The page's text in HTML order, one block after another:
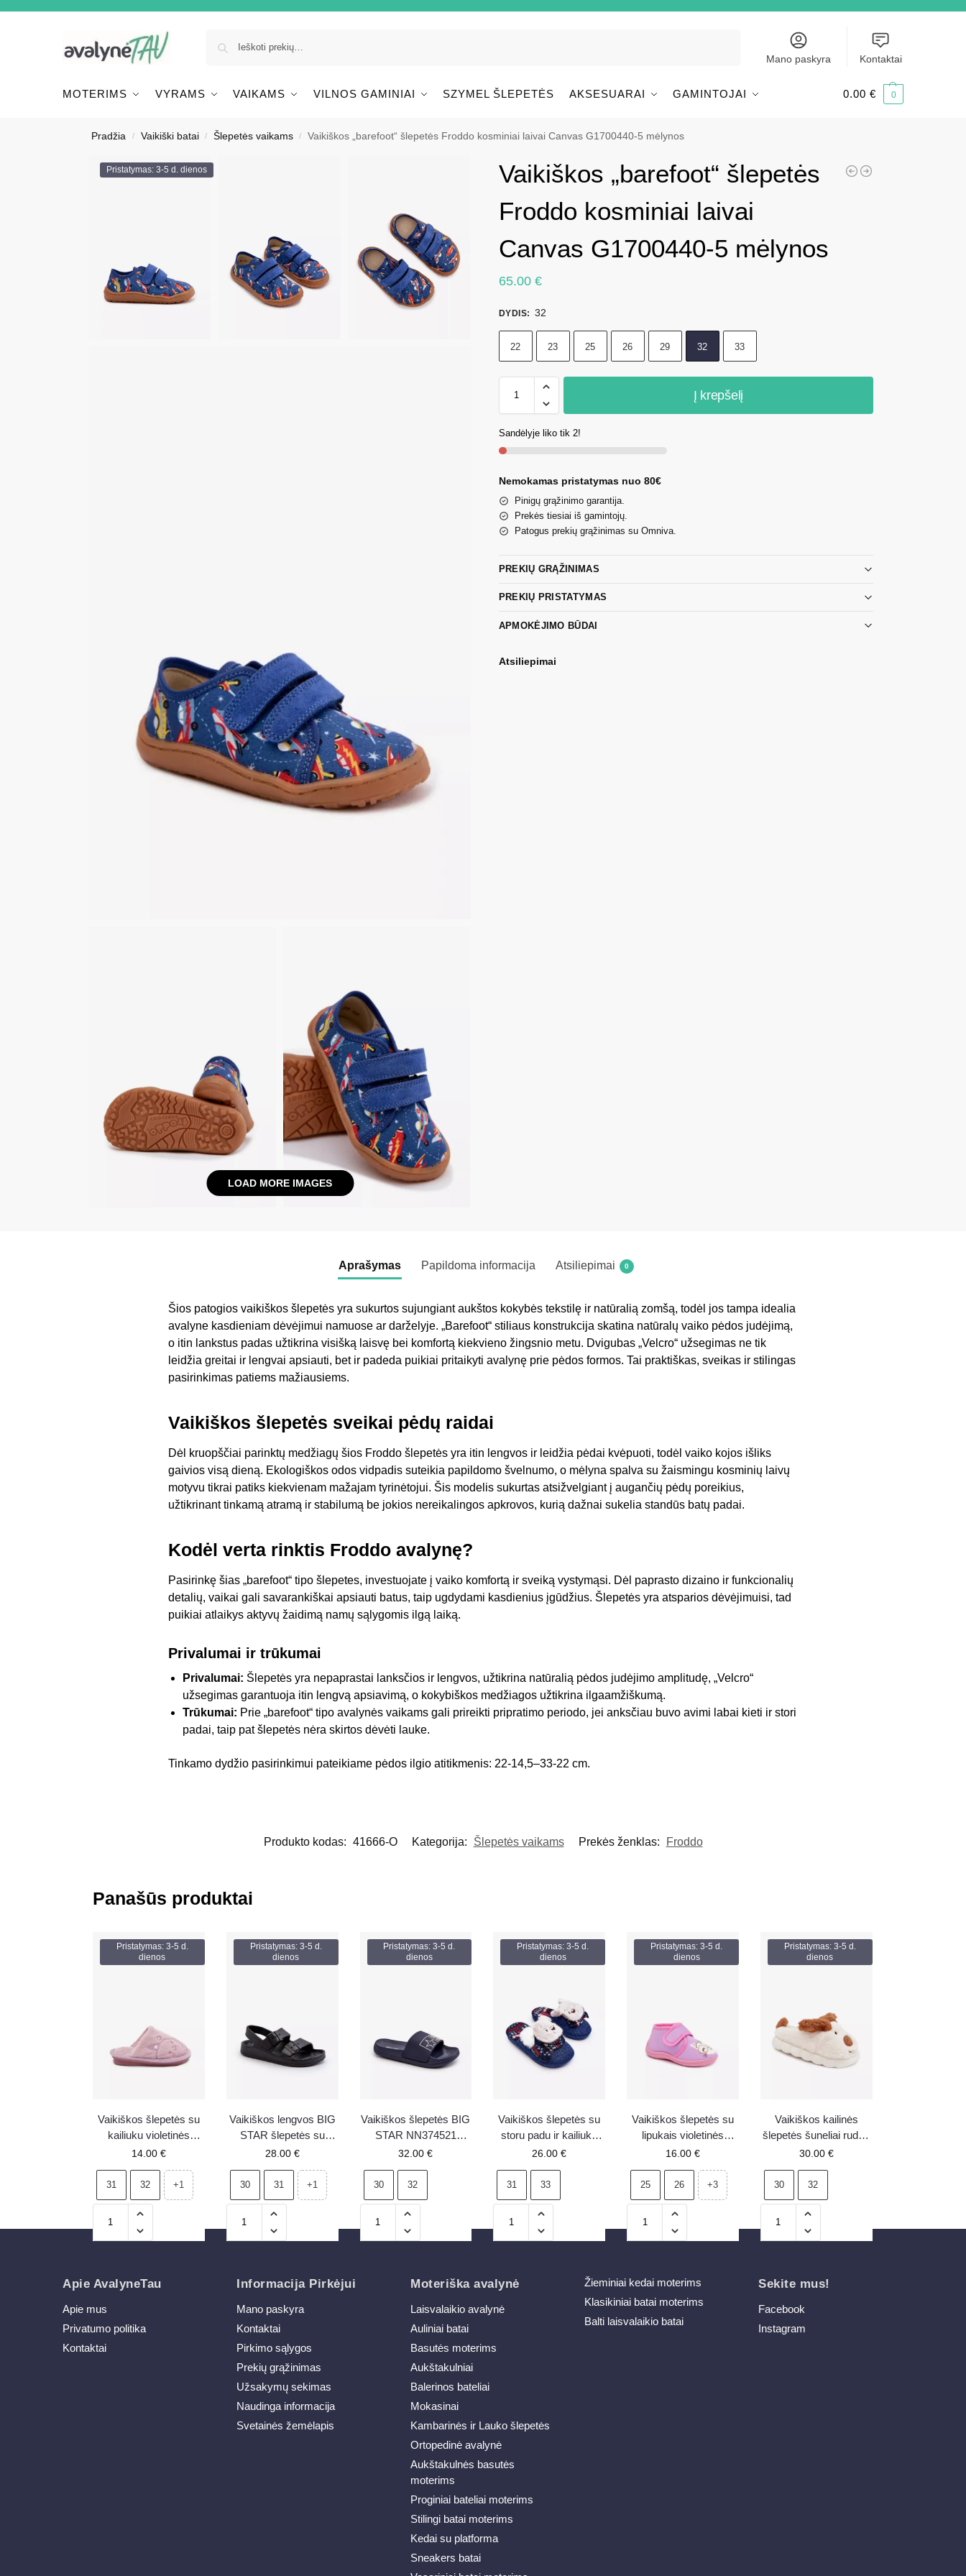
Mano paskyra Kontaktai
MOTERIMS VYRAMS VAIKAMS VILNOS GAMINIAI SZYMEL ŠLEPETĖS AKSESUARAI GAMINTOJAI 0.00 € 0
Pradžia / Vaikiški batai / Šlepetės vaikams / Vaikiškos „barefoot“ šlepetės Froddo kosminiai laivai Canvas G1700440-5 mėlynos
Pristatymas: 3-5 d. dienos
LOAD MORE IMAGES
Vaikiškos „barefoot“ šlepetės
Froddo kosminiai laivai
Canvas G1700440-5 mėlynos
65.00 €
DYDIS: 32
22 23 25 26 29 32 33
Į krepšelį
Sandėlyje liko tik 2!
Nemokamas pristatymas nuo 80€
Pinigų grąžinimo garantija.
Prekės tiesiai iš gamintojų.
Patogus prekių grąžinimas su Omniva.
PREKIŲ GRĄŽINIMAS
PREKIŲ PRISTATYMAS
APMOKĖJIMO BŪDAI
Atsiliepimai
Aprašymas Papildoma informacija Atsiliepimai 0
Šios patogios vaikiškos šlepetės yra sukurtos sujungiant aukštos kokybės tekstilę ir natūralią zomšą, todėl jos tampa idealia
avalyne kasdieniam dėvėjimui namuose ar darželyje. „Barefoot“ stiliaus konstrukcija skatina natūralų vaiko pėdos judėjimą,
o itin lankstus padas užtikrina visišką laisvę bei komfortą kiekvieno žingsnio metu. Dvigubas „Velcro“ užsegimas ne tik
leidžia greitai ir lengvai apsiauti, bet ir padeda puikiai pritaikyti avalynę prie pėdos formos. Tai praktiškas, sveikas ir stilingas
pasirinkimas patiems mažiausiems.
Vaikiškos šlepetės sveikai pėdų raidai
Dėl kruopščiai parinktų medžiagų šios Froddo šlepetės yra itin lengvos ir leidžia pėdai kvėpuoti, todėl vaiko kojos išliks
gaivios visą dieną. Ekologiškos odos vidpadis suteikia papildomo švelnumo, o mėlyna spalva su žaismingu kosminių laivų
motyvu tikrai patiks kiekvienam mažajam tyrinėtojui. Šis modelis sukurtas atsižvelgiant į augančių pėdų poreikius,
užtikrinant tinkamą atramą ir stabilumą be jokios nereikalingos apkrovos, kurią dažnai sukelia standūs batų padai.
Kodėl verta rinktis Froddo avalynę?
Pasirinkę šias „barefoot“ tipo šlepetes, investuojate į vaiko komfortą ir sveiką vystymąsi. Dėl paprasto dizaino ir funkcionalių
detalių, vaikai gali savarankiškai apsiauti batus, taip ugdydami kasdienius įgūdžius. Šlepetės yra atsparios dėvėjimuisi, tad
puikiai atlaikys aktyvų žaidimą namų sąlygomis ilgą laiką.
Privalumai ir trūkumai
Privalumai: Šlepetės yra nepaprastai lanksčios ir lengvos, užtikrina natūralią pėdos judėjimo amplitudę, „Velcro“
užsegimas garantuoja itin lengvą apsiavimą, o kokybiškos medžiagos užtikrina ilgaamžiškumą.
Trūkumai: Prie „barefoot“ tipo avalynės vaikams gali prireikti pripratimo periodo, jei anksčiau buvo avimi labai kieti ir stori
padai, taip pat šlepetės nėra skirtos dėvėti lauke.
Tinkamo dydžio pasirinkimui pateikiame pėdos ilgio atitikmenis: 22-14,5–33-22 cm.
Produkto kodas: 41666-O Kategorija: Šlepetės vaikams Prekės ženklas: Froddo
Panašūs produktai
Pristatymas: 3-5 d.
dienos
Vaikiškos šlepetės su
kailiuku violetinės
Norene
14.00 €
31 32 +1
Pristatymas: 3-5 d.
dienos
Vaikiškos lengvos BIG
STAR šlepetės su
sagtimis NN374541
28.00 €
30 31 +1
Pristatymas: 3-5 d.
dienos
Vaikiškos šlepetės BIG
STAR NN374521
tamsiai mėlynos
32.00€
30 32
Pristatymas: 3-5 d.
dienos
Vaikiškos šlepetės su
storu padu ir kailiuku
tamsiai mėlynos Dasca
26.00€
31 33
Pristatymas: 3-5 d.
dienos
Vaikiškos šlepetės su
lipukais violetinės
Katline
16.00€
25 26 +3
Pristatymas: 3-5 d.
dienos
Vaikiškos kailinės
šlepetės šuneliai rudos
Farnise
30.00 €
30 32
Apie AvalyneTau
Apie mus
Privatumo politika
Kontaktai
Informacija Pirkėjui
Mano paskyra
Kontaktai
Pirkimo sąlygos
Prekių grąžinimas
Užsakymų sekimas
Naudinga informacija
Svetainės žemėlapis
Moteriška avalynė
Laisvalaikio avalynė
Auliniai batai
Basutės moterims
Aukštakulniai
Balerinos bateliai
Mokasinai
Kambarinės ir Lauko šlepetės
Ortopedinė avalynė
Aukštakulnės basutės
moterims
Proginiai bateliai moterims
Stilingi batai moterims
Kedai su platforma
Sneakers batai
Žieminiai kedai moterims
Klasikiniai batai moterims
Balti laisvalaikio batai
Sekite mus!
Facebook
Instagram